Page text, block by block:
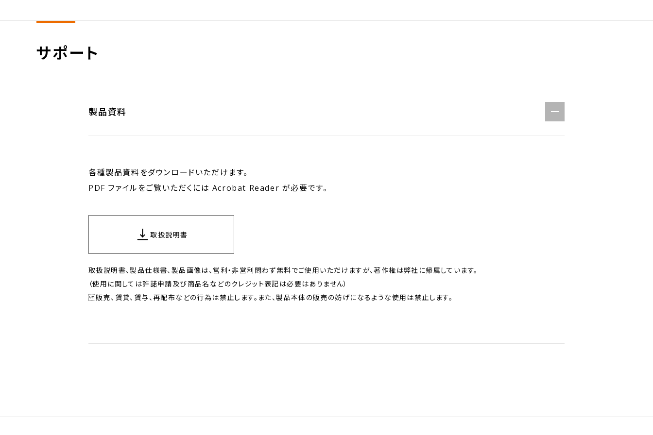
サポート
製品資料
各種製品資料をダウンロードいただけます。
PDF ファイルをご覧いただくには Acrobat Reader が必要です。
取扱説明書
取扱説明書、製品仕様書、製品画像は、営利・非営利問わず無料でご使用いただけますが、著作権は弊社に帰属しています。
（使用に関しては許諾申請及び商品名などのクレジット表記は必要はありません）
販売、賃貸、賃与、再配布などの行為は禁止します。また、製品本体の販売の妨げになるような使用は禁止します。